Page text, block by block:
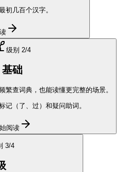
初几百个汉字。
级别 2/4
基础
繁查词典，也能读懂更完整的场景。
记（了、过）和疑问助词。
阅读
3/4